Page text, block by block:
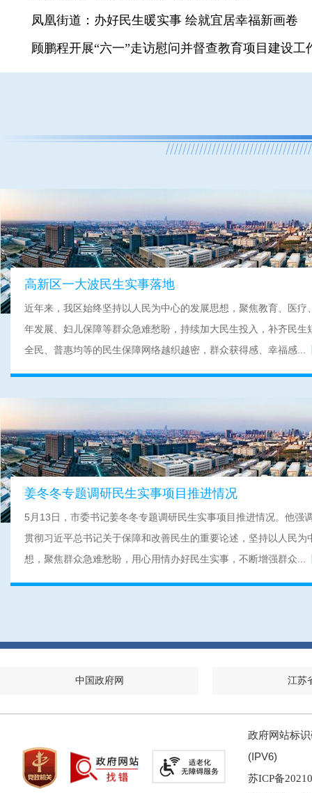
凤凰街道：办好民生暖实事 绘就宜居幸福新画卷
顾鹏程开展“六一”走访慰问并督查教育项目建设工
高新区一大波民生实事落地
近年来，我区始终坚持以人民为中心的发展思想，聚焦教育、医疗
年发展、妇儿保障等群众急难愁盼，持续加大民生投入，补齐民生
全民、普惠均等的民生保障网络越织越密，群众获得感、幸福感...
姜冬冬专题调研民生实事项目推进情况
5月13日，市委书记姜冬冬专题调研民生实事项目推进情况。他强
贯彻习近平总书记关于保障和改善民生的重要论述，坚持以人民为
想，聚焦群众急难愁盼，用心用情办好民生实事，不断增强群众...
中国政府网 江苏
政府网站标
(IPV6)
苏ICP备